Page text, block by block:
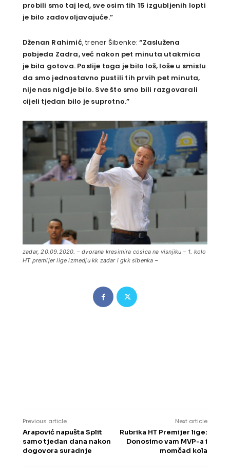
probili smo taj led, sve osim tih 15 izgubljenih lopti
je bilo zadovoljavajuće.”
Dženan Rahimić, trener Šibenke:“Zaslužena
pobjeda Zadra, već nakon pet minuta utakmica
je bila gotova. Poslije toga je bilo loš, loše u smislu
da smo jednostavno pustili tih prvih pet minuta,
nije nas nigdje bilo. Sve što smo bili razgovarali
cijeli tjedan bilo je suprotno.”
zadar, 20.09.2020. – dvorana kresimira cosica na visnjiku – 1. kolo
HT premijer lige izmedju kk zadar i gkk sibenka –
Previous article
Arapović napušta Split
samo tjedan dana nakon
dogovora suradnje
Next article
Rubrika HT Premijer lige:
Donosimo vam MVP-a i
momčad kola